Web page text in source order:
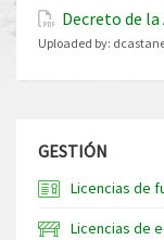
Decreto de la
Uploaded by:
GESTIÓN
Licencias de
Licencias de